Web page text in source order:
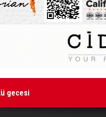
gecesi
temmuzda yüzde 2,9 oldu